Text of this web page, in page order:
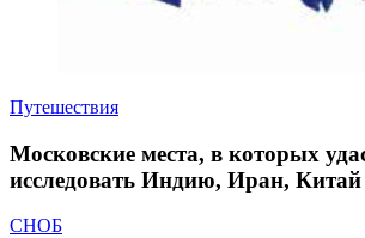
Путешествия
Московские места, в которых
исследовать Индию, Иран,
СНОБ